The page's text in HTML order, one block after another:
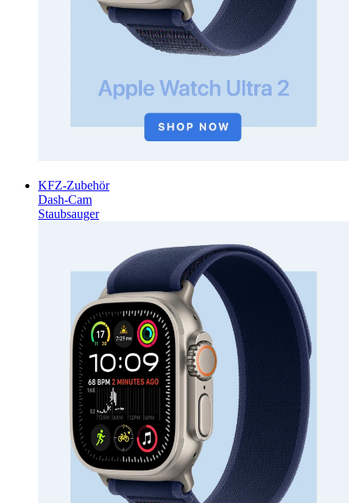
KFZ-Zubehör
Dash-Cam
Staubsauger